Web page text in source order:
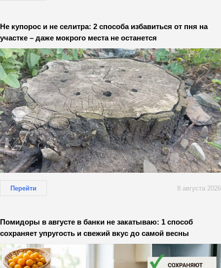
Не купорос и не селитра: 2 способа избавиться от пня на
участке – даже мокрого места не останется
Перейти 8 августа 2026
Помидоры в августе в банки не закатываю: 1 способ
сохраняет упругость и свежий вкус до самой весны